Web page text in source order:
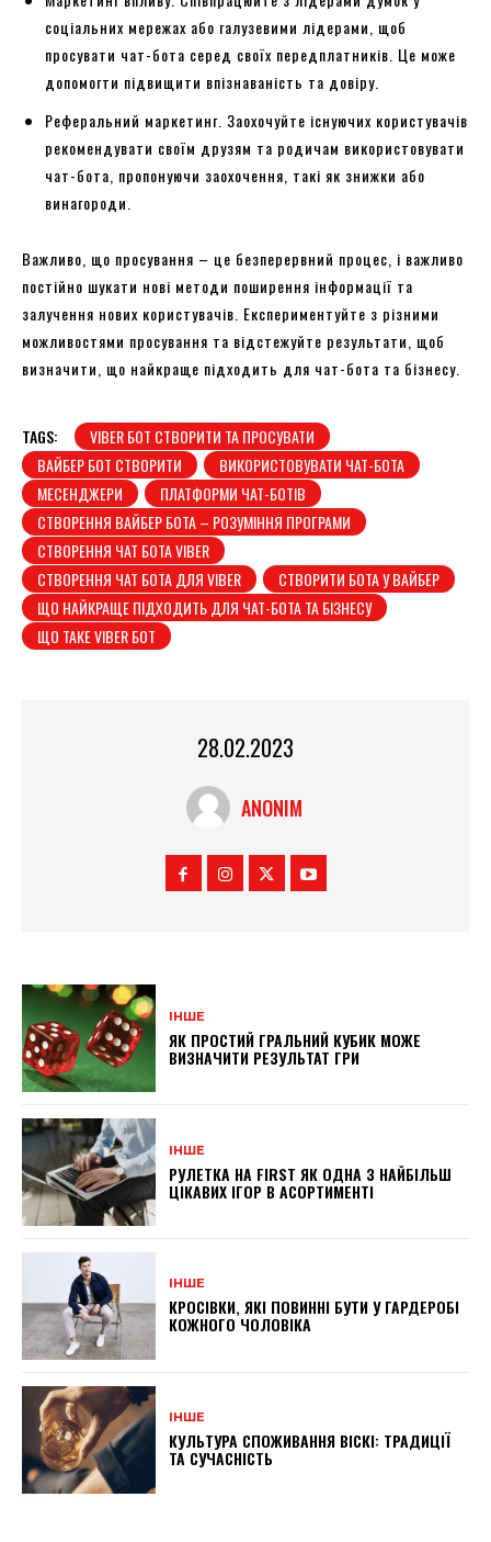
соціальних мережах або галузевими лідерами, щоб
просувати чат-бота серед своїх передплатників. Це може
допомогти підвищити впізнаваність та довіру.
Реферальний маркетинг. Заохочуйте існуючих користувачів
рекомендувати своїм друзям та родичам використовувати
чат-бота, пропонуючи заохочення, такі як знижки або
винагороди.
Важливо, що просування – це безперервний процес, і важливо
постійно шукати нові методи поширення інформації та
залучення нових користувачів. Експериментуйте з різними
можливостями просування та відстежуйте результати, щоб
визначити, що найкраще підходить для чат-бота та бізнесу.
TAGS:
VIBER БОТ СТВОРИТИ ТА ПРОСУВАТИ
ВАЙБЕР БОТ СТВОРИТИ
ВИКОРИСТОВУВАТИ ЧАТ-БОТА
МЕСЕНДЖЕРИ
ПЛАТФОРМИ ЧАТ-БОТІВ
СТВОРЕННЯ ВАЙБЕР БОТА – РОЗУМІННЯ ПРОГРАМИ
СТВОРЕННЯ ЧАТ БОТА VIBER
СТВОРЕННЯ ЧАТ БОТА ДЛЯ VIBER
СТВОРИТИ БОТА У ВАЙБЕР
ЩО НАЙКРАЩЕ ПІДХОДИТЬ ДЛЯ ЧАТ-БОТА ТА БІЗНЕСУ
ЩО ТАКЕ VIBER БОТ
28.02.2023
ANONIM
ІНШЕ
ЯК ПРОСТИЙ ГРАЛЬНИЙ КУБИК МОЖЕ
ВИЗНАЧИТИ РЕЗУЛЬТАТ ГРИ
ІНШЕ
РУЛЕТКА НА FIRST ЯК ОДНА З НАЙБІЛЬШ
ЦІКАВИХ ІГОР В АСОРТИМЕНТІ
ІНШЕ
КРОСІВКИ, ЯКІ ПОВИННІ БУТИ У ГАРДЕРОБІ
КОЖНОГО ЧОЛОВІКА
ІНШЕ
КУЛЬТУРА СПОЖИВАННЯ ВІСКІ: ТРАДИЦІЇ
ТА СУЧАСНІСТЬ